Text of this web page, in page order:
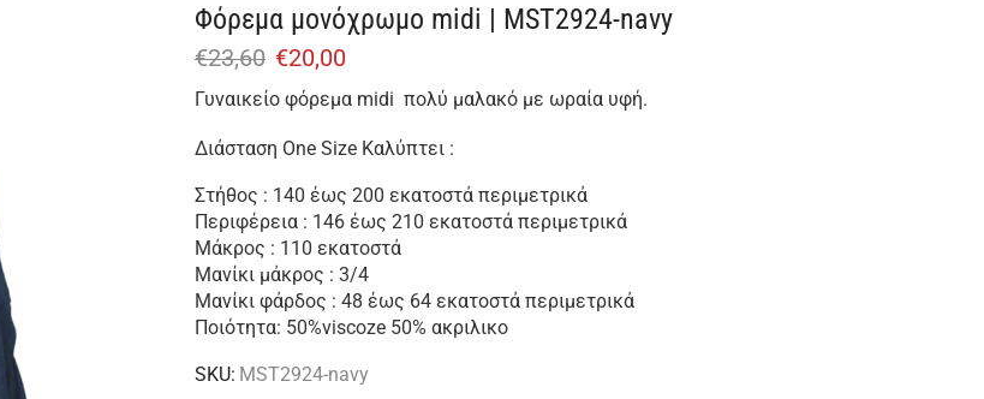
Φόρεμα μονόχρωμο midi | MST2924-navy
€23,60 €20,00
Γυναικείο φόρεμα midi πολύ μαλακό με ωραία υφή.
Διάσταση One Size Καλύπτει :
Στήθος : 140 έως 200 εκατοστά περιμετρικά
Περιφέρεια : 146 έως 210 εκατοστά περιμετρικά
Μάκρος : 110 εκατοστά
Μανίκι μάκρος : 3/4
Μανίκι φάρδος : 48 έως 64 εκατοστά περιμετρικά
Ποιότητα: 50%viscoze 50% ακριλικο
SKU: MST2924-navy